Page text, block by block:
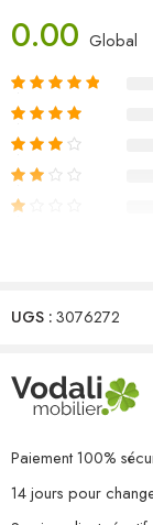
H)
Capacité de
La livraison
6 x canapé central
4 x canapé d’angle
0.00 Global
Il n'y a pas encore
UGS :3076272
Paiement 100%
14 jours pour